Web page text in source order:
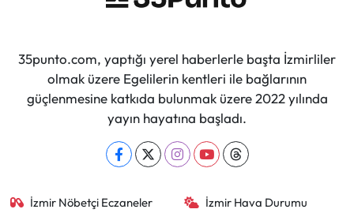
35punto.com, yaptığı yerel haberlerle başta İzmirliler
olmak üzere Egelilerin kentleri ile bağlarının
güçlenmesine katkıda bulunmak üzere 2022 yılında
yayın hayatına başladı.
İzmir Nöbetçi Eczaneler İzmir Hava Durumu